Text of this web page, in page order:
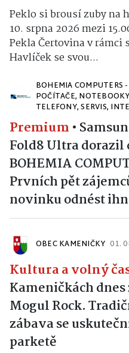
Peklo si brousí zuby na
10. srpna 2026 mezi
Pekla Čertovina v rámci
Havlíček se svou...
BOHEMIA COMPUTERS -
POČÍTAČE,
TELEFONY, SERVIS,
Premium •
Fold8 Ultra dorazil
BOHEMIA
Prvních pět
novinku odnést
OBEC KAMENIČKY 01.
Kultura a volný
Kameničkách
Mogul Rock.
zábava se
parketě